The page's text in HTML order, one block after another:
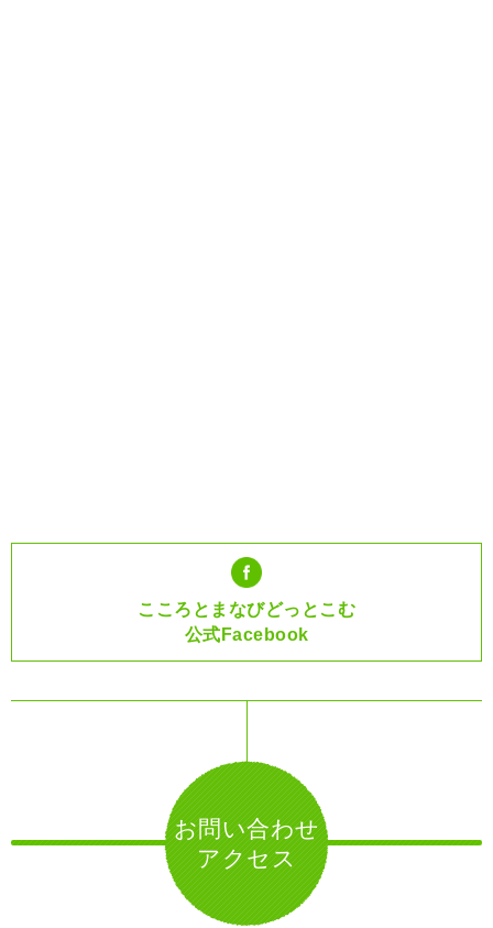
こころとまなびどっとこむ
公式Facebook
お問い合わせ
アクセス